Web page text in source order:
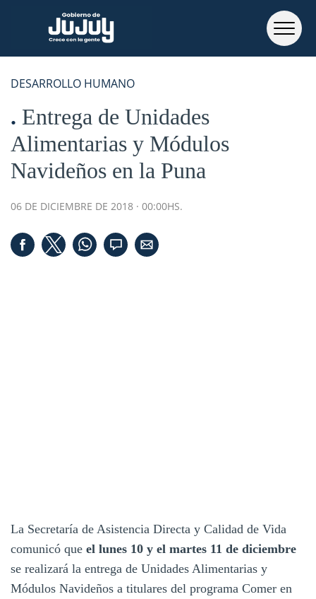
DESARROLLO HUMANO
Entrega de Unidades
Alimentarias y Módulos
Navideños en la Puna
06 DE DICIEMBRE DE 2018 · 00:00HS.
La Secretaría de Asistencia Directa y Calidad de Vida
comunicó que el lunes 10 y el martes 11 de diciembre
se realizará la entrega de Unidades Alimentarias y
Módulos Navideños a titulares del programa Comer en